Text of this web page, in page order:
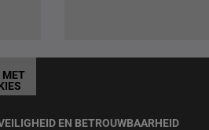
EN BETROUWBAARHEID